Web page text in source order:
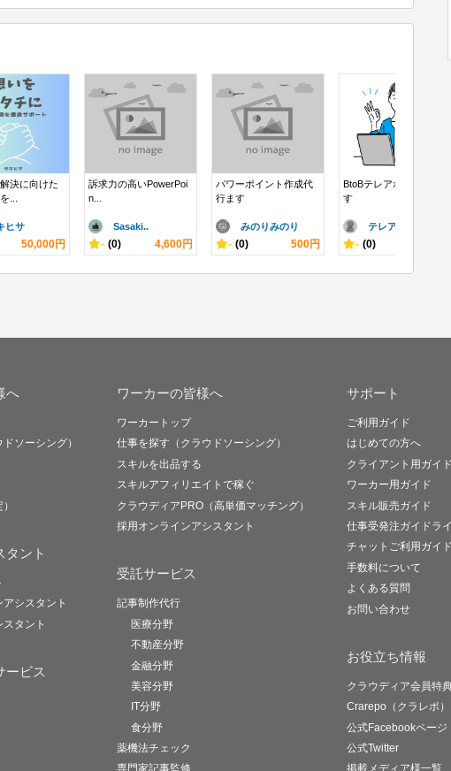
決に向けた
...
ヒサ
50,000円
訴求力の高いPowerPoi
n...
Sasaki..
- (0) 4,600円
パワーポイント作成代
行ます
みのりみのり
- (0) 500円
BtoBテレアポ代行しま
す
テレアポさん
- (0)
へ
ソーシング）
タント
シスタント
タント
ービス
ワーカーの皆様へ
ワーカートップ
仕事を探す（クラウドソーシング）
スキルを出品する
スキルアフィリエイトで稼ぐ
クラウディアPRO（高単価マッチング）
採用オンラインアシスタント
受託サービス
記事制作代行
医療分野
不動産分野
金融分野
美容分野
IT分野
食分野
薬機法チェック
サポート
ご利用ガイド
はじめての方へ
クライアント用ガイド
ワーカー用ガイド
スキル販売ガイド
仕事受発注ガイドラ
チャットご利用ガイド
手数料について
よくある質問
お問い合わせ
お役立ち情報
クラウディア会員特
Crarepo（クラレポ）
公式Facebookページ
公式Twitter